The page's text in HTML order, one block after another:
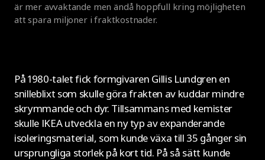
är mer avvaktande men ändå hoppfull kring möjligheten
att spara miljoner i fraktkostnader.
På 1980-talet fick formgivaren Gillis Lundgren en
snilleblixt som skulle göra frakten av kuddar mindre
skrymmande och dyr. Tillsammans med kemister
skulle IKEA utveckla en ny typ av expanderande
isoleringsmaterial, som kunde växa till 35 gånger sin
ursprungliga storlek på kort tid. På så sätt kunde